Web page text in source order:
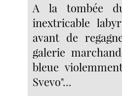
A la tombée
inextricable
avant de
galerie
bleue
Svevo"...